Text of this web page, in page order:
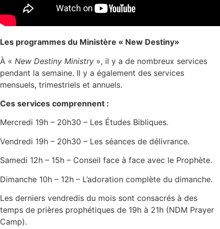
Les programmes du Ministère « New Destiny»
À « New Destiny Ministry », il y a de nombreux services
pendant la semaine. Il y a également des services
mensuels, trimestriels et annuels.
Ces services comprennent :
Mercredi 19h – 20h30 – Les Études Bibliques.
Vendredi 19h – 20h30 – Les séances de délivrance.
Samedi 12h – 15h – Conseil face à face avec le Prophète.
Dimanche 10h – 12h – L’adoration complète du dimanche.
Les derniers vendredis du mois sont consacrés à des
temps de prières prophétiques de 19h à 21h (NDM Prayer
Camp).